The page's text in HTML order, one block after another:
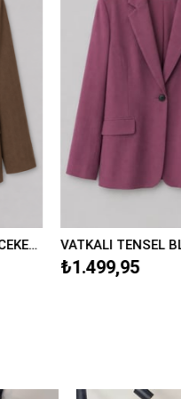
VATKALI TENSEL BLAZER CEKET/9549
₺1.599,95